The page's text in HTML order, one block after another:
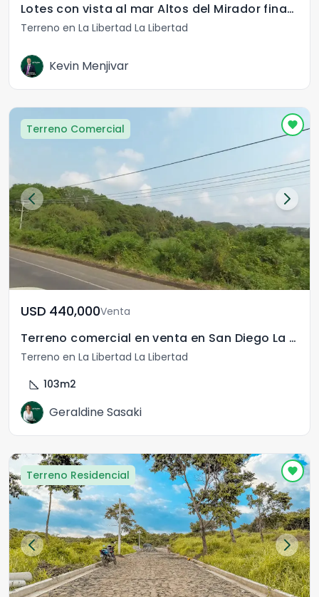
Lotes con vista al mar Altos del Mirador financiados
Terreno en La Libertad La Libertad
Kevin Menjivar
Terreno Comercial
USD	440,000Venta
Terreno comercial en venta en San Diego La Libertad
Terreno en La Libertad La Libertad
square_foot 103m2
Geraldine Sasaki
Terreno Residencial